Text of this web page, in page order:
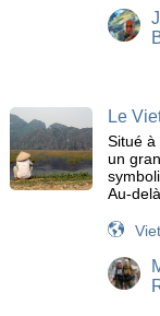
Le
Situé à
un
Au-